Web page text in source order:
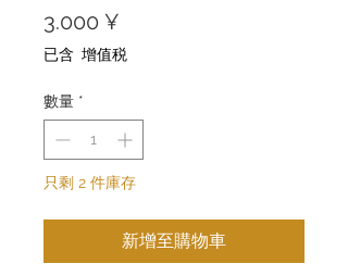
3.000 ¥
格
已含 增值税
數量 *
只剩 2 件庫存
新增至購物車